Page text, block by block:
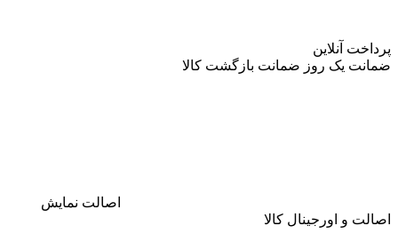
پرداخت آنلاین
ضمانت یک روز ضمانت بازگشت کالا
اصالت نمایش
اصالت و اورجینال کالا